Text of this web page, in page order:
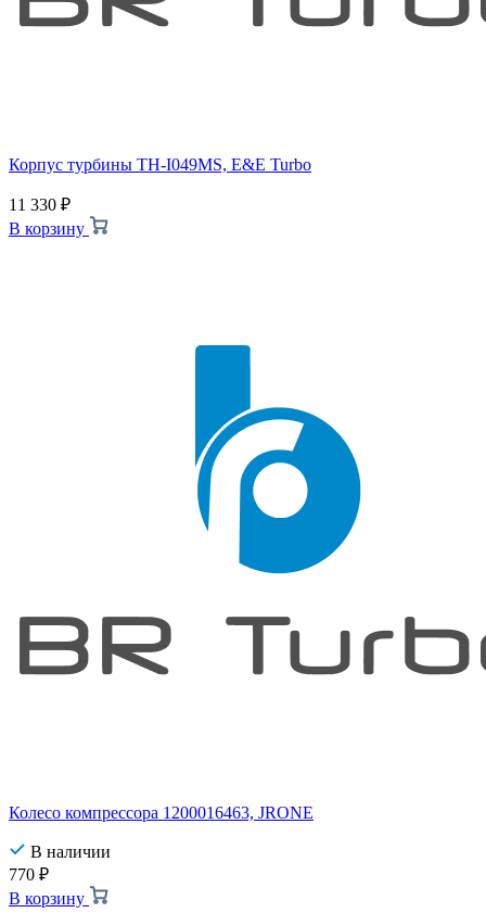
Корпус турбины TH-I049MS, E&E Turbo
11 330 ₽
В корзину
Колесо компрессора 1200016463, JRONE
В наличии
770 ₽
В корзину